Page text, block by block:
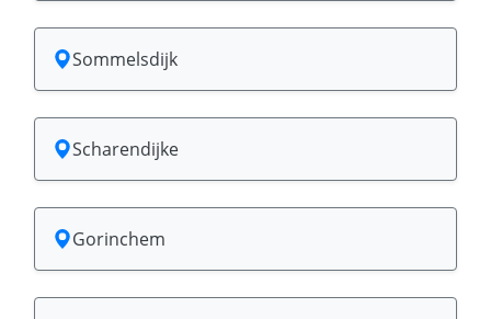
Sommelsdijk
Scharendijke
Gorinchem